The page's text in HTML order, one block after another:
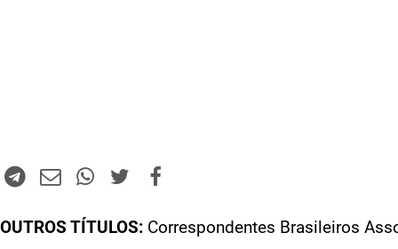
OUTROS TÍTULOS: Correspondentes Brasileiros